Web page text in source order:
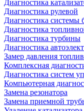
Диагностика
Диагностика рулевой
Диагностика системы
Диагностика
Диагностика турбины
Диагностика
Замер давления
Комплексная
Диагностика систем
Компьютерная
Замена резонатора
Замена приемной